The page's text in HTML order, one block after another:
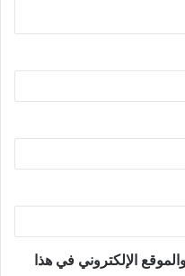
الإلكتروني في هذا